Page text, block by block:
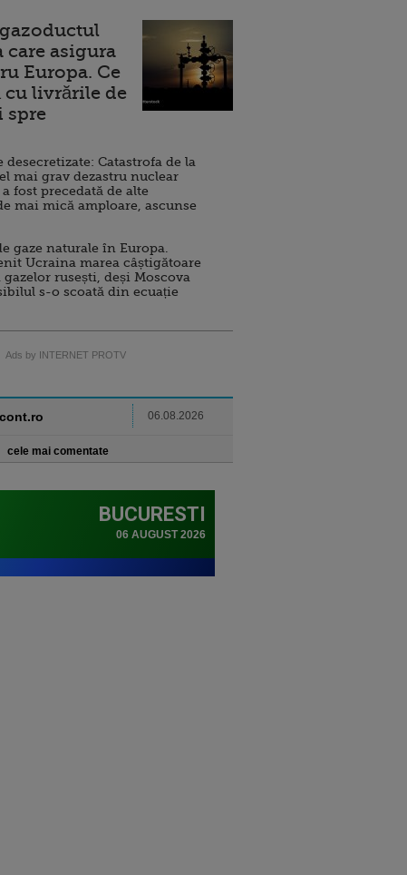
asigura
Europa. Ce
cu livrările de
spre
desecretizate: Catastrofa de la
mai grav dezastru nuclear
fost precedată de alte
mai mică amploare, ascunse
gaze naturale în Europa.
Ucraina marea câștigătoare
gazelor rusești, deși Moscova
s-o scoată din ecuație
Ads by INTERNET PROTV
06.08.2026
cele mai comentate